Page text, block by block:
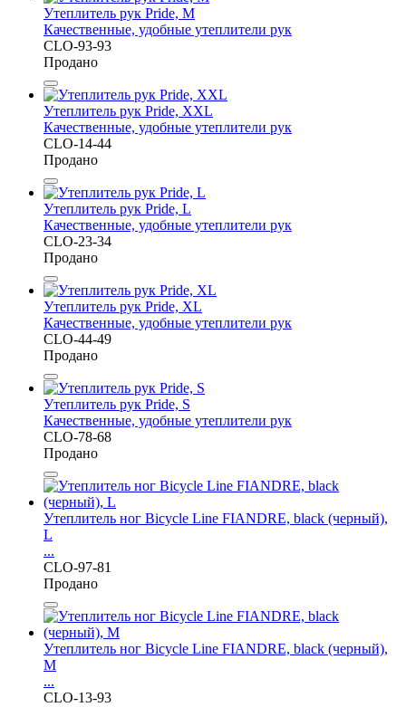
Утеплитель рук Pride, M
Качественные, удобные утеплители рук
CLO-93-93
Продано
Утеплитель рук Pride, XXL
Качественные, удобные утеплители рук
CLO-14-44
Продано
Утеплитель рук Pride, L
Качественные, удобные утеплители рук
CLO-23-34
Продано
Утеплитель рук Pride, XL
Качественные, удобные утеплители рук
CLO-44-49
Продано
Утеплитель рук Pride, S
Качественные, удобные утеплители рук
CLO-78-68
Продано
Утеплитель ног Bicycle Line FIANDRE, black (черный),
L
...
CLO-97-81
Продано
Утеплитель ног Bicycle Line FIANDRE, black (черный),
M
...
CLO-13-93